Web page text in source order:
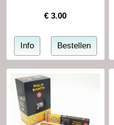
€3.00